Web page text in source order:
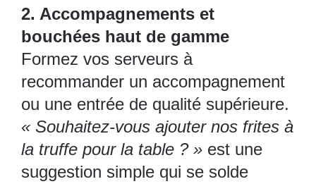
2. Accompagnements et
bouchées haut de gamme
Formez vos serveurs à
recommander un accompagnement
ou une entrée de qualité supérieure.
« Souhaitez-vous ajouter nos frites à
la truffe pour la table ? » est une
suggestion simple qui se solde